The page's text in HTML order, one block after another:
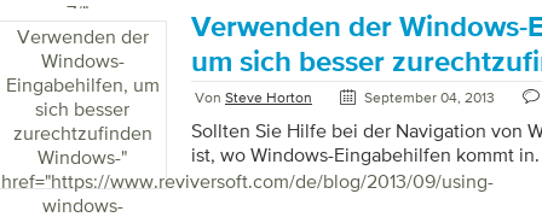
7/">
Verwenden der
Windows-
Eingabehilfen, um
sich besser
zurechtzufinden
Windows-"
href="https://www.reviversoft.com/de/blog/2013/09/using-
windows-
Verwenden der Windows-
um sich besser
Von Steve Horton September 04, 2013
Sollten Sie Hilfe bei der Navigation von
ist, wo Windows-Eingabehilfen kommt in.